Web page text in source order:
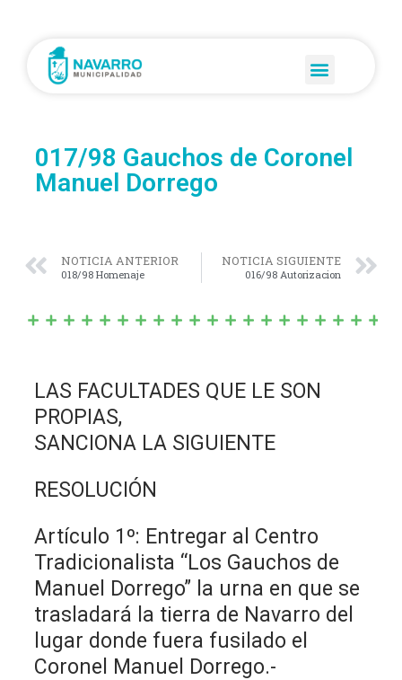
017/98 Gauchos de Coronel
Manuel Dorrego
NOTICIA ANTERIOR
018/98 Homenaje
NOTICIA SIGUIENTE
016/98 Autorizacion
LAS FACULTADES QUE LE SON
PROPIAS,
SANCIONA LA SIGUIENTE
RESOLUCIÓN
Artículo 1º: Entregar al Centro
Tradicionalista “Los Gauchos de
Manuel Dorrego” la urna en que se
trasladará la tierra de Navarro del
lugar donde fuera fusilado el
Coronel Manuel Dorrego.-